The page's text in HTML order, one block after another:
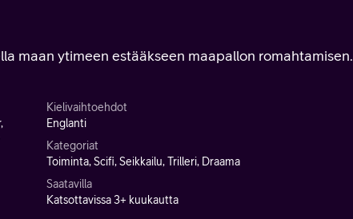
maan ytimeen estääkseen maapallon romahtamisen.
Kielivaihtoehdot
Englanti
Kategoriat
Toiminta, Scifi, Seikkailu, Trilleri, Draama
Saatavilla
Katsottavissa 3+ kuukautta